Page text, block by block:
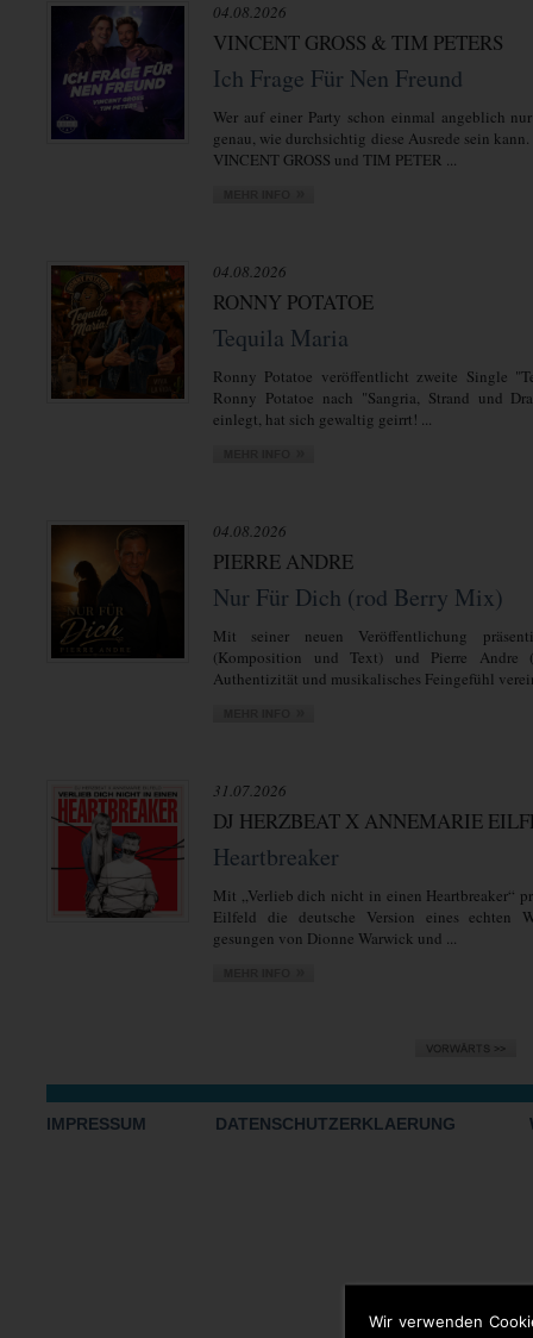
Wir verwenden
04.08.2026
VINCENT GROSS & TIM PETERS
Ich Frage Für Nen Freund
Wer auf einer Party schon einmal angeblich
genau, wie durchsichtig diese Ausrede sein
VINCENT GROSS und TIM PETER ...
04.08.2026
RONNY POTATOE
Tequila Maria
Ronny Potatoe veröffentlicht zweite Single
Ronny Potatoe nach "Sangria, Strand und
einlegt, hat sich gewaltig geirrt! ...
04.08.2026
PIERRE ANDRE
Nur Für Dich (rod Berry Mix)
Mit seiner neuen Veröffentlichung
(Komposition und Text) und Pierre Andre
Authentizität und musikalisches Feingefühl
31.07.2026
DJ HERZBEAT X ANNEMARIE
Heartbreaker
Mit „Verlieb dich nicht in einen Heartbreaker“
Eilfeld die deutsche Version eines echten
gesungen von Dionne Warwick und ...
IMPRESSUM DATENSCHUTZERKLAERUNG